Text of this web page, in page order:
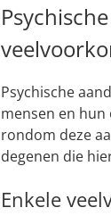
Psychische
mensen en
rondom deze
degenen die
Enkele